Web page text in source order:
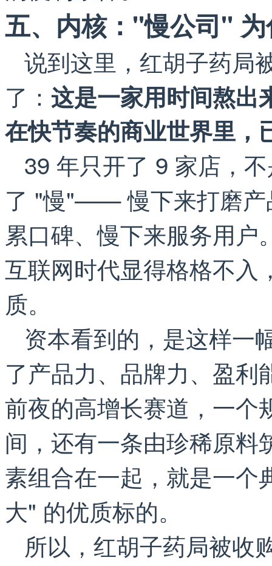
五、内核："慢公司"
说到这里，红胡子药局
了： 这是一家用时间熬
在快节奏的商业世界里，
39 年只开了 9 家店，
了 "慢"—— 慢下来打磨产
累口碑、慢下来服务用
互联网时代显得格格不入
质。
资本看到的，是这样一
了产品力、品牌力、盈
前夜的高增长赛道，一个
间，还有一条由珍稀原料
素组合在一起，就是一个
大" 的优质标的。
所以，红胡子药局被收